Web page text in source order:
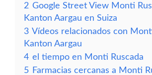
2 Google Street View Monti
Kanton Aargau en Suiza
3 Vídeos relacionados con
Kanton Aargau
4 el tiempo en Monti Ruscada
5 Farmacias cercanas a Monti